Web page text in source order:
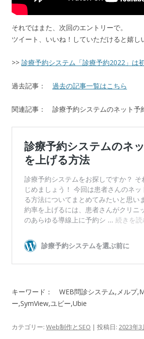
それではまた、次回のエントリーで。
ツイート、いいね！していただけると嬉し
>> 診療予約システム「診療予約2022」は
過去記事： 過去の記事一覧はこちら
関連記事： 診療予約システムのネット予
キーワード： WEB問診システム,メルプ
ー,SymView,ユビー,Ubie
カテゴリー: Web制作とSEO | 投稿日: 2023年3